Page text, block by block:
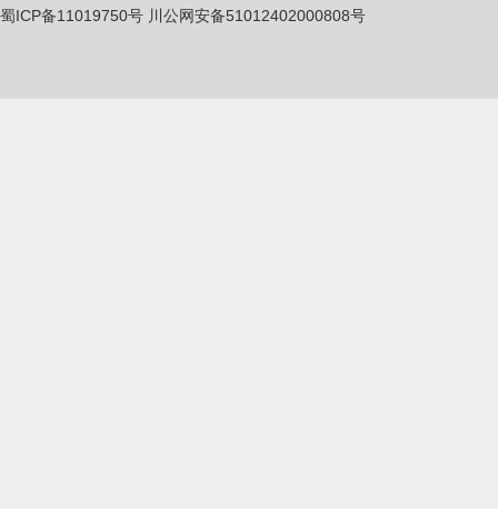
蜀ICP备11019750号 川公网安备51012402000808号